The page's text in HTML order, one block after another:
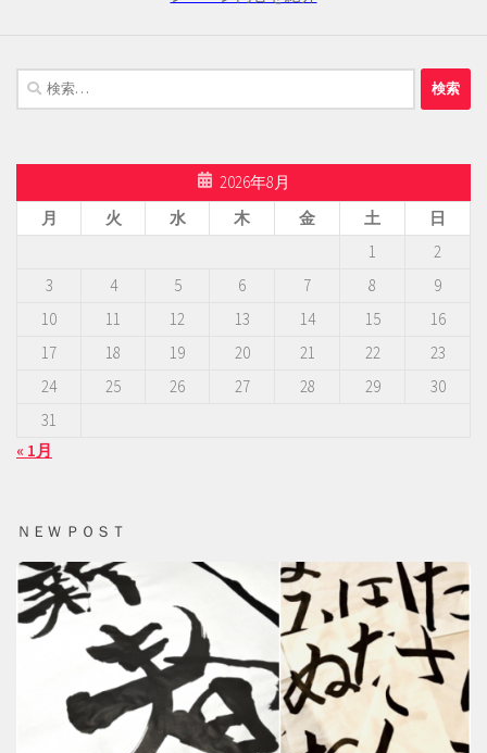
検
索:
2026年8月
月
火 水 木 金 土
日
1
2
3
4 5 6 7 8
9
10
11 12 13 14 15
16
17
18 19 20 21 22
23
24
25 26 27 28 29
30
31
« 1月
ＮＥＷ ＰＯＳＴ